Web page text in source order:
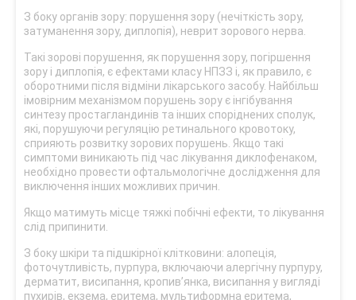
З боку органів зору: порушення зору (нечіткість зору,
затуманення зору, диплопія), неврит зорового нерва.
Такі зорові порушення, як порушення зору, погіршення
зору і диплопія, є ефектами класу НПЗЗ і, як правило, є
оборотними після відміни лікарського засобу. Найбільш
імовірним механізмом порушень зору є інгібування
синтезу простагландинів та інших споріднених сполук,
які, порушуючи регуляцію ретинального кровотоку,
сприяють розвитку зорових порушень. Якщо такі
симптоми виникають під час лікування диклофенаком,
необхідно провести офтальмологічне дослідження для
виключення інших можливих причин.
Якщо матимуть місце тяжкі побічні ефекти, то лікування
слід припинити.
З боку шкіри та підшкірної клітковини: алопеція,
фоточутливість, пурпура, включаючи алергічну пурпуру,
дерматит, висипання, кропив’янка, висипання у вигляді
пухирів, екзема, еритема, мультиформна еритема,